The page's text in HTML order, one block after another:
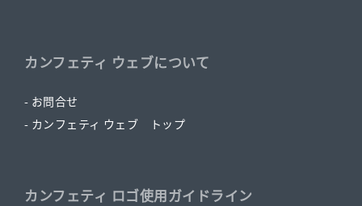
カンフェティ ウェブについて
- お問合せ
- カンフェティ ウェブ トップ
カンフェティ ロゴ使用ガイドライン